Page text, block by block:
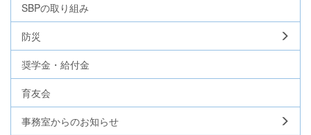
SBPの取り組み
防災
奨学金・給付金
育友会
事務室からのお知らせ